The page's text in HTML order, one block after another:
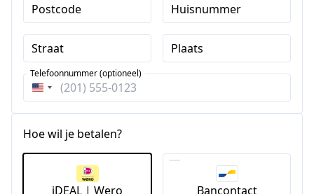
Postcode Huisnummer
Straat Plaats
Verenigde
Staten
Telefoonnummer (optioneel)
Hoe wil je betalen?
iDEAL | Wero Bancontact